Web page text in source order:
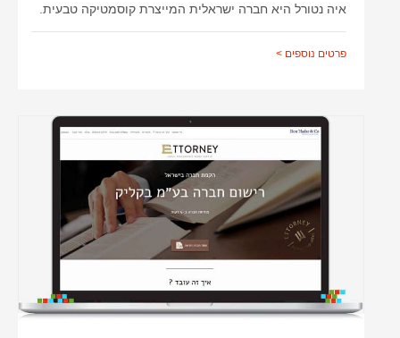
איה נטורל היא חברה ישראלית המייצרת קוסמטיקה טבעית.
פרטים נוספים >